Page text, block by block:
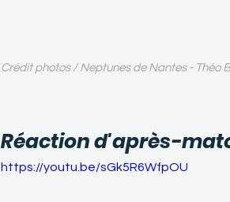
Crédit photos / Neptunes de Nantes - Théo
Réaction d'après-
https://youtu.be/sGk5R6WfpOU